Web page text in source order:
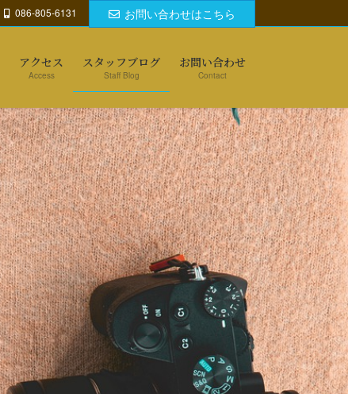
086-805-6131 お問い合わせはこちら
アクセス
Access
スタッフブログ
Staff Blog
お問い合わせ
Contact